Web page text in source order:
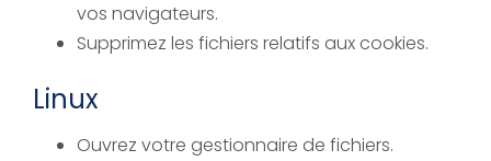
vos navigateurs.
Supprimez les fichiers relatifs aux cookies.
Linux
Ouvrez votre gestionnaire de fichiers.